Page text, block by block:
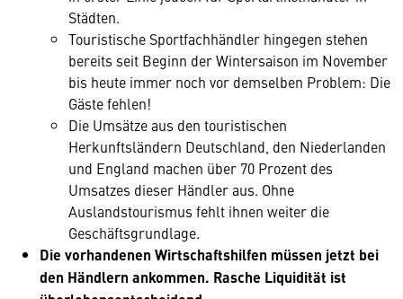
Städten.
Touristische Sportfachhändler hingegen stehen
bereits seit Beginn der Wintersaison im November
bis heute immer noch vor demselben Problem: Die
Gäste fehlen!
Die Umsätze aus den touristischen
Herkunftsländern Deutschland, den Niederlanden
und England machen über 70 Prozent des
Umsatzes dieser Händler aus. Ohne
Auslandstourismus fehlt ihnen weiter die
Geschäftsgrundlage.
Die vorhandenen Wirtschaftshilfen müssen jetzt bei
den Händlern ankommen. Rasche Liquidität ist